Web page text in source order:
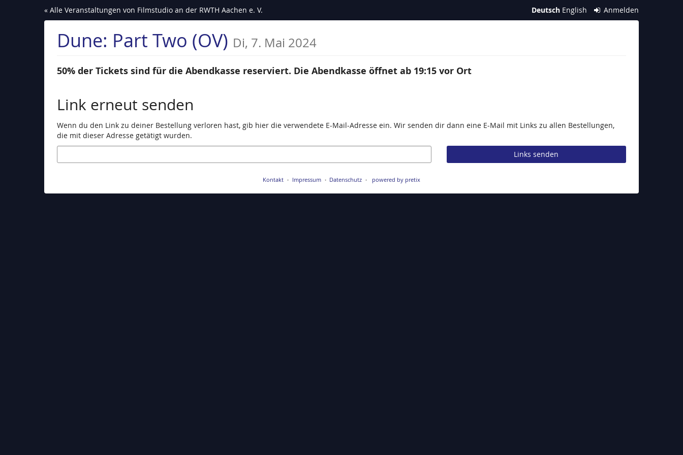
Deutsch English Anmelden
« Alle Veranstaltungen von Filmstudio an der RWTH Aachen e. V.
Dune: Part Two (OV) Di, 7. Mai 2024
50% der Tickets sind für die Abendkasse reserviert. Die Abendkasse öffnet ab 19:15 vor Ort
Link erneut senden
Wenn du den Link zu deiner Bestellung verloren hast, gib hier die verwendete E-Mail-Adresse ein. Wir senden dir dann eine E-Mail mit Links zu allen Bestellungen,
die mit dieser Adresse getätigt wurden.
E-
Mail
Links senden
Kontakt Impressum Datenschutz powered by pretix